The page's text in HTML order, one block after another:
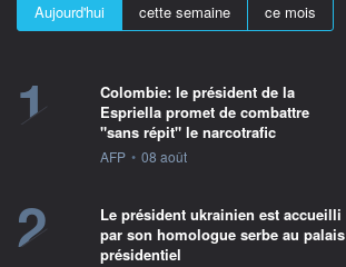
Aujourd'hui cette semaine ce mois
1
Colombie: le président de la
Espriella promet de combattre
"sans répit" le narcotrafic
information fournie par
AFP • 08 août
2
Le président ukrainien est accueilli
par son homologue serbe au palais
présidentiel